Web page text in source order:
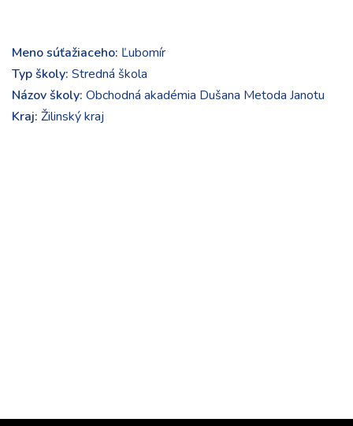
Meno súťažiaceho: Ľubomír
Typ školy: Stredná škola
Názov školy: Obchodná akadémia Dušana Metoda Janotu
Kraj: Žilinský kraj